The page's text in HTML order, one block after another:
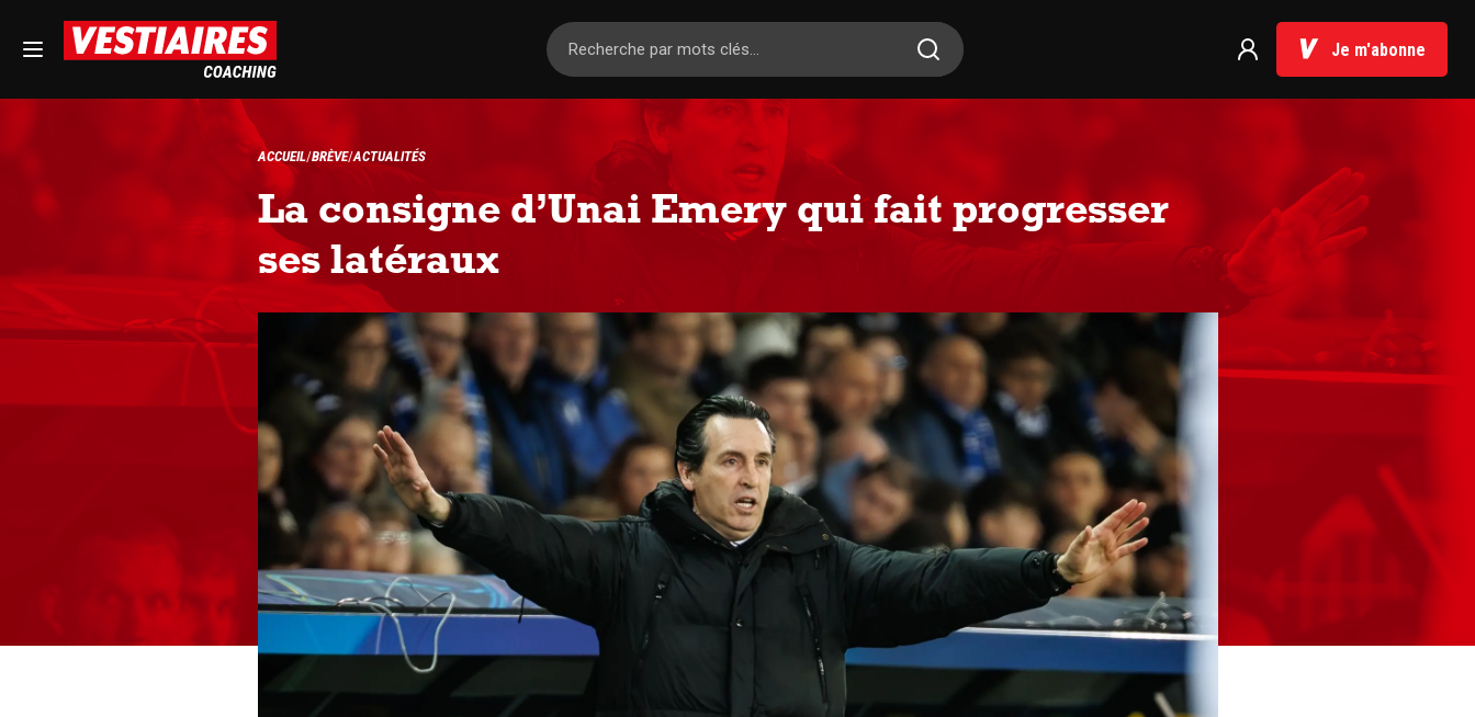
Je m'abonne
ACCUEIL BRÈVE ACTUALITÉS
La consigne d’Unai Emery qui fait progresser
ses latéraux